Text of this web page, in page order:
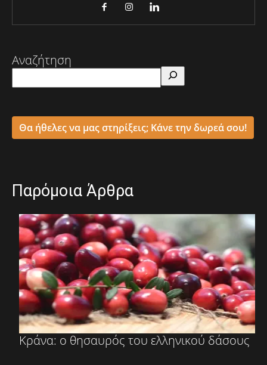
Αναζήτηση
Θα ήθελες να μας στηρίξεις; Κάνε την δωρεά σου!
Παρόμοια Άρθρα
Κράνα: ο θησαυρός του ελληνικού δάσους